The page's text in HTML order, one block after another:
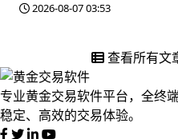
2026-08-07 03:53
查看所有文
专业黄金交易软件平台，全终
稳定、高效的交易体验。